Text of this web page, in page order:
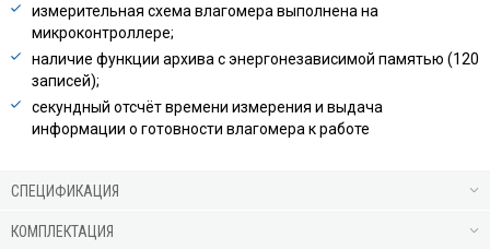
измерительная схема влагомера выполнена на
микроконтроллере;
наличие функции архива с энергонезависимой памятью (120
записей);
секундный отсчёт времени измерения и выдача
информации о готовности влагомера к работе
СПЕЦИФИКАЦИЯ
КОМПЛЕКТАЦИЯ